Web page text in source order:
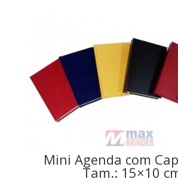
Mini Agenda com
Tam.: 15×10